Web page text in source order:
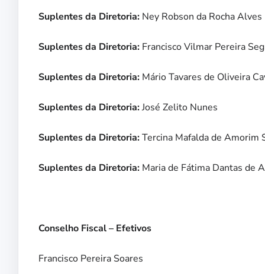
Suplentes da Diretoria: Ney Robson da Rocha Alves
Suplentes da Diretoria: Francisco Vilmar Pereira
Suplentes da Diretoria: Mário Tavares de Oliveira
Suplentes da Diretoria:José Zelito Nunes
Suplentes da Diretoria:Tercina Mafalda de Amorim
Suplentes da Diretoria: Maria de Fátima Dantas de
Conselho Fiscal – Efetivos
Francisco Pereira Soares